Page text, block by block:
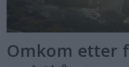
Omkom etter